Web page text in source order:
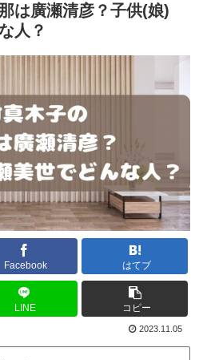
は廣瀬清彦？子供(娘)
人？
Facebook はてブ
LINE コピー
2023.11.05